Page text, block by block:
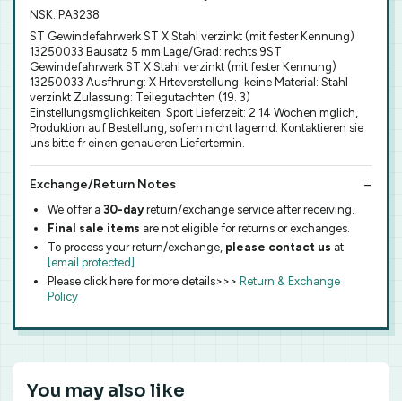
NSK: PA3238
ST Gewindefahrwerk ST X Stahl verzinkt (mit fester Kennung)
13250033 Bausatz 5 mm Lage/Grad: rechts 9ST
Gewindefahrwerk ST X Stahl verzinkt (mit fester Kennung)
13250033 Ausfhrung: X Hrteverstellung: keine Material: Stahl
verzinkt Zulassung: Teilegutachten (19. 3)
Einstellungsmglichkeiten: Sport Lieferzeit: 2 14 Wochen mglich,
Produktion auf Bestellung, sofern nicht lagernd. Kontaktieren sie
uns bitte fr einen genaueren Liefertermin.
Exchange/Return Notes
We offer a 30-dayreturn/exchange service after receiving.
Final sale items are not eligible for returns or exchanges.
To process your return/exchange, please contact us at
[email protected]
Please click here for more details>>> Return & Exchange
Policy
You may also like